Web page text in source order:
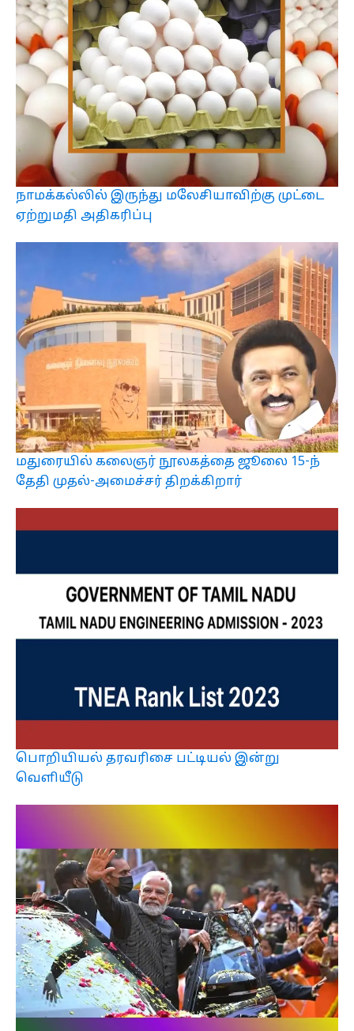
நாமக்கல்லில் இருந்து மலேசியாவிற்கு முட்டை
ஏற்றுமதி அதிகரிப்பு
மதுரையில் கலைஞர் நூலகத்தை ஜூலை 15-ந்
தேதி முதல்-அமைச்சர் திறக்கிறார்
பொறியியல் தரவரிசை பட்டியல் இன்று
வெளியீடு